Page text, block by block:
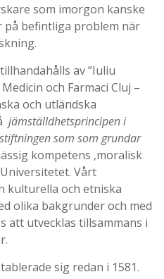
som imorgon kanske
på befintliga problem när
av ”Iuliu
och Farmaci Cluj –
och utländska
jämställdhetsprincipen i
som som grundar
kompetens ,moralisk
Vårt
kulturella och etniska
olika bakgrunder och med
att utvecklas tillsammans i
sig redan i 1581.